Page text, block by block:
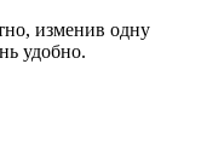
изменив одну
удобно.